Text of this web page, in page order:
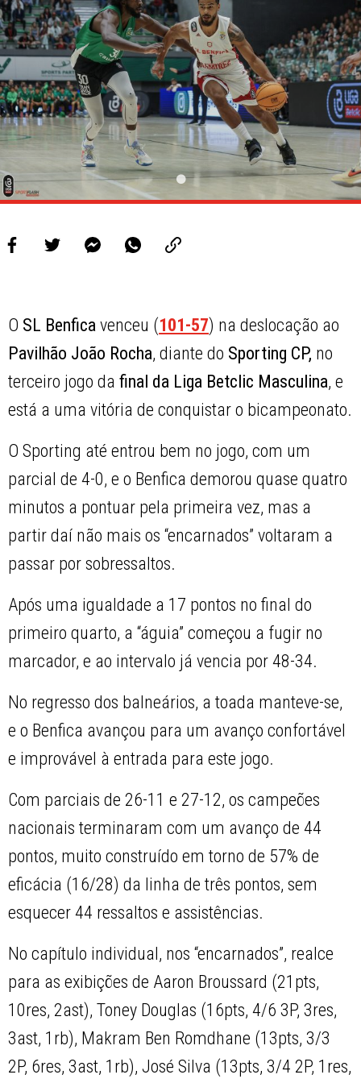
O SL Benfica venceu (101-57) na deslocação ao
Pavilhão João Rocha, diante do Sporting CP, no
terceiro jogo da final da Liga Betclic Masculina, e
está a uma vitória de conquistar o bicampeonato.
O Sporting até entrou bem no jogo, com um
parcial de 4-0, e o Benfica demorou quase quatro
minutos a pontuar pela primeira vez, mas a
partir daí não mais os “encarnados” voltaram a
passar por sobressaltos.
Após uma igualdade a 17 pontos no final do
primeiro quarto, a “águia” começou a fugir no
marcador, e ao intervalo já vencia por 48-34.
No regresso dos balneários, a toada manteve-se,
e o Benfica avançou para um avanço confortável
e improvável à entrada para este jogo.
Com parciais de 26-11 e 27-12, os campeões
nacionais terminaram com um avanço de 44
pontos, muito construído em torno de 57% de
eficácia (16/28) da linha de três pontos, sem
esquecer 44 ressaltos e assistências.
No capítulo individual, nos “encarnados”, realce
para as exibições de Aaron Broussard (21pts,
10res, 2ast), Toney Douglas (16pts, 4/6 3P, 3res,
3ast, 1rb), Makram Ben Romdhane (13pts, 3/3
2P, 6res, 3ast, 1rb), José Silva (13pts, 3/4 2P, 1res,